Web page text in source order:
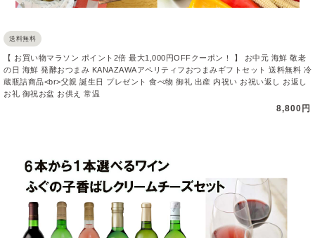
送料無料
【 お買い物マラソン ポイント2倍 最大1,000円OFFクーポン！ 】 お中元 海鮮 敬老
の日 海鮮 発酵おつまみ KANAZAWAアペリティフおつまみギフトセット 送料無料 冷
蔵瓶詰商品<br>父親 誕生日 プレゼント 食べ物 御礼 出産 内祝い お祝い返し お返し
お礼 御祝お盆 お供え 常温
8,800円